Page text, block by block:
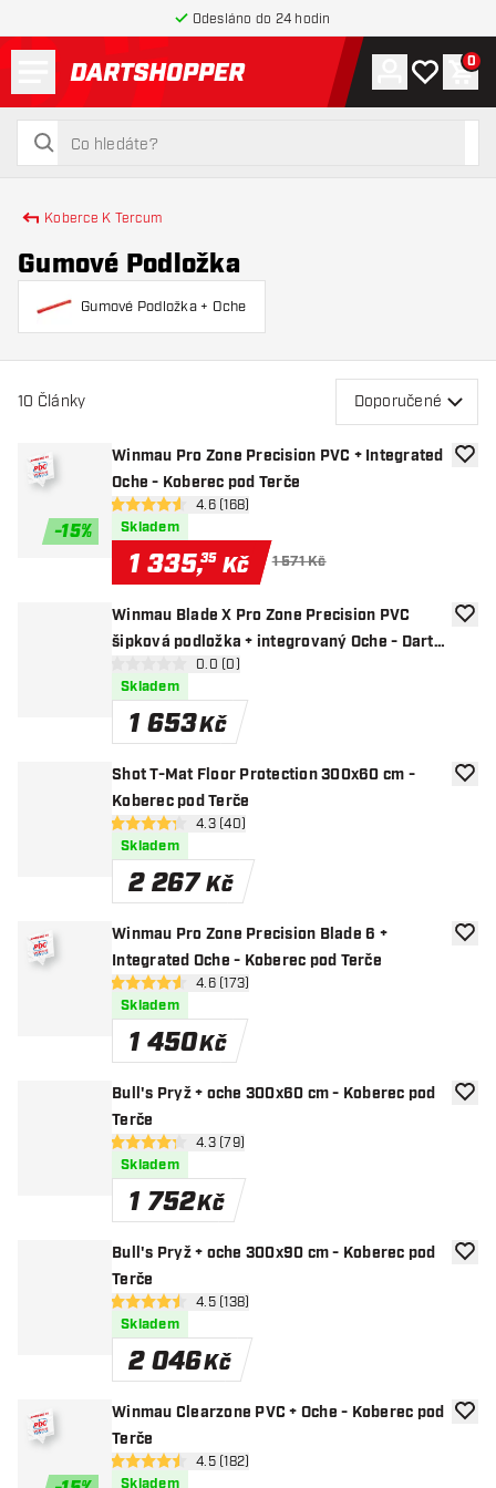
Odesláno do 24 hodin
Zpět na hlavní stránku
hledat
hledat
ÚčetMůj 0
Koberce K Tercum
Gumové Podložka
Gumové Podložka + Oche
10 Články Doporučené
-15%
Winmau Pro Zone Precision PVC + Integrated
Oche - Koberec pod Terče
otevřít panel recenzí
4.6 hodnoticí hvězdičky
4.6 (168)
Skladem
1 335,35 Kč 1 571 Kč
Winmau Blade X Pro Zone Precision PVC
šipková podložka + integrovaný Oche - Dart
otevřít panel recenzí
0 hodnoticí hvězdičky
0.0 (0)
Skladem
1 653Kč
Shot T-Mat Floor Protection 300x60 cm -
Koberec pod Terče
otevřít panel recenzí
4.3 hodnoticí hvězdičky
4.3 (40)
Skladem
2 267 Kč
Winmau Pro Zone Precision Blade 6 +
Integrated Oche - Koberec pod Terče
otevřít panel recenzí
4.6 hodnoticí hvězdičky
4.6 (173)
Skladem
1 450Kč
Bull's Pryž + oche 300x60 cm - Koberec pod
Terče
otevřít panel recenzí
4.3 hodnoticí hvězdičky
4.3 (79)
Skladem
1 752Kč
Bull's Pryž + oche 300x90 cm - Koberec pod
Terče
otevřít panel recenzí
4.5 hodnoticí hvězdičky
4.5 (138)
Skladem
2 046Kč
Winmau Clearzone PVC + Oche - Koberec pod
Terče
otevřít panel recenzí
4.5 hodnoticí hvězdičky
4.5 (182)
Skladem